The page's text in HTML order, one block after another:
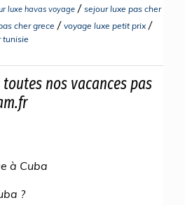
luxe havas voyage / sejour luxe pas cher
cher grece / voyage luxe petit prix /
tunisie
toutes nos vacances pas
à Cuba
?